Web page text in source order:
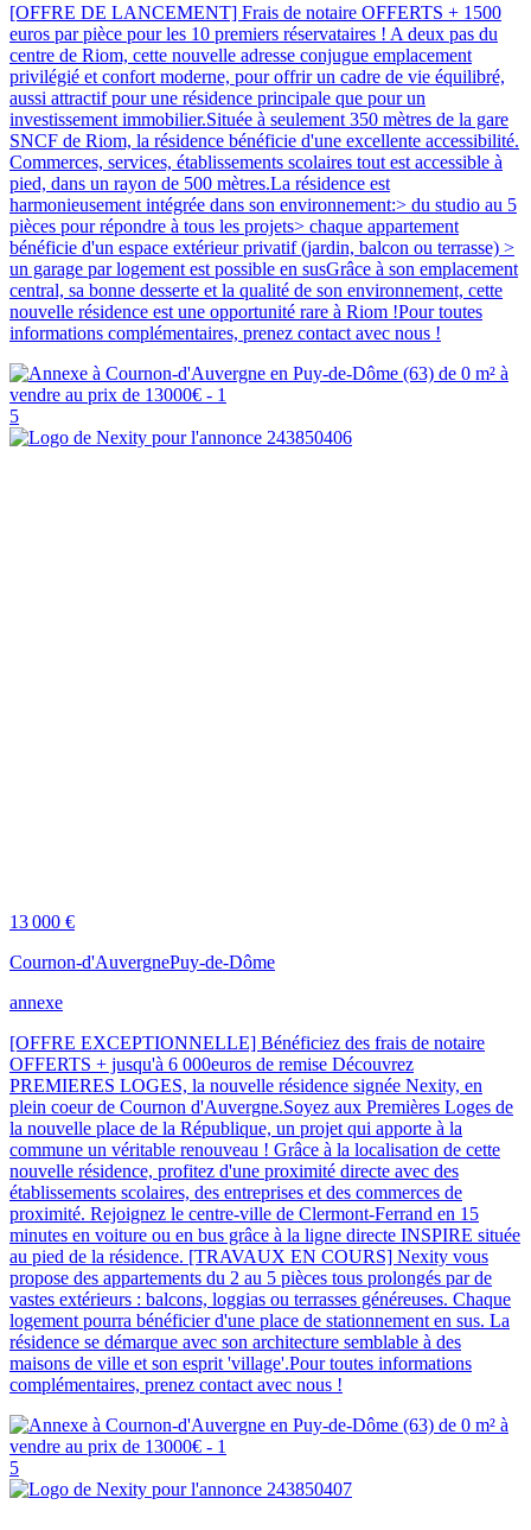
[OFFRE DE LANCEMENT] Frais de notaire OFFERTS + 1500
euros par pièce pour les 10 premiers réservataires ! A deux pas du
centre de Riom, cette nouvelle adresse conjugue emplacement
privilégié et confort moderne, pour offrir un cadre de vie équilibré,
aussi attractif pour une résidence principale que pour un
investissement immobilier.Située à seulement 350 mètres de la gare
SNCF de Riom, la résidence bénéficie d'une excellente accessibilité.
Commerces, services, établissements scolaires tout est accessible à
pied, dans un rayon de 500 mètres.La résidence est
harmonieusement intégrée dans son environnement:> du studio au 5
pièces pour répondre à tous les projets> chaque appartement
bénéficie d'un espace extérieur privatif (jardin, balcon ou terrasse) >
un garage par logement est possible en susGrâce à son emplacement
central, sa bonne desserte et la qualité de son environnement, cette
nouvelle résidence est une opportunité rare à Riom !Pour toutes
informations complémentaires, prenez contact avec nous !
5
13 000 €
Cournon-d'AuvergnePuy-de-Dôme
annexe
[OFFRE EXCEPTIONNELLE] Bénéficiez des frais de notaire
OFFERTS + jusqu'à 6 000euros de remise Découvrez
PREMIERES LOGES, la nouvelle résidence signée Nexity, en
plein coeur de Cournon d'Auvergne.Soyez aux Premières Loges de
la nouvelle place de la République, un projet qui apporte à la
commune un véritable renouveau ! Grâce à la localisation de cette
nouvelle résidence, profitez d'une proximité directe avec des
établissements scolaires, des entreprises et des commerces de
proximité. Rejoignez le centre-ville de Clermont-Ferrand en 15
minutes en voiture ou en bus grâce à la ligne directe INSPIRE située
au pied de la résidence. [TRAVAUX EN COURS] Nexity vous
propose des appartements du 2 au 5 pièces tous prolongés par de
vastes extérieurs : balcons, loggias ou terrasses généreuses. Chaque
logement pourra bénéficier d'une place de stationnement en sus. La
résidence se démarque avec son architecture semblable à des
maisons de ville et son esprit 'village'.Pour toutes informations
complémentaires, prenez contact avec nous !
5